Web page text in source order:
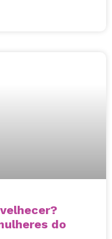
do